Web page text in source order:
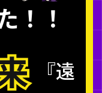
！！
『遠